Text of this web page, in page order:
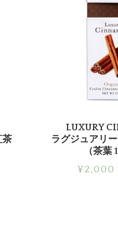
茶
LUXURY
ラグジュアリ
（茶葉
¥2,000